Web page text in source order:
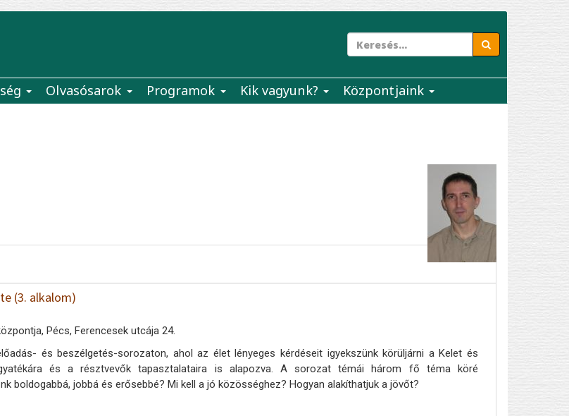
Olvasósarok Programok Kik vagyunk? Központjaink
(3. alkalom)
Pécs, Ferencesek utcája 24.
és beszélgetés-sorozaton, ahol az élet lényeges kérdéseit igyekszünk körüljárni a Kelet és
és a résztvevők tapasztalataira is alapozva. A sorozat témái három fő téma köré
boldogabbá, jobbá és erősebbé? Mi kell a jó közösséghez? Hogyan alakíthatjuk a jövőt?